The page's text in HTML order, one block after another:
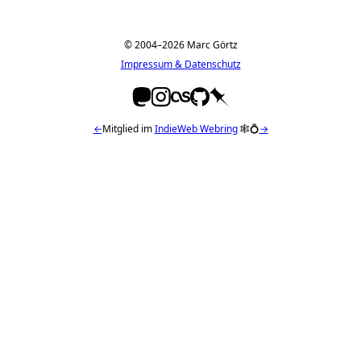
© 2004–2026 Marc Görtz
Impressum & Datenschutz
←Mitglied imIndieWeb Webring🕸💍→